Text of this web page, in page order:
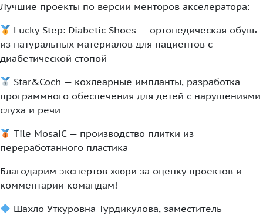
Лучшие проекты по версии менторов акселератора:
Lucky Step: Diabetic Shoes — ортопедическая обувь
из натуральных материалов для пациентов с
диабетической стопой
Star&Coch — кохлеарные импланты, разработка
программного обеспечения для детей с нарушениями
слуха и речи
Tile MosaiC — производство плитки из
переработанного пластика
Благодарим экспертов жюри за оценку проектов и
комментарии командам!
Шахло Уткуровна Турдикулова, заместитель